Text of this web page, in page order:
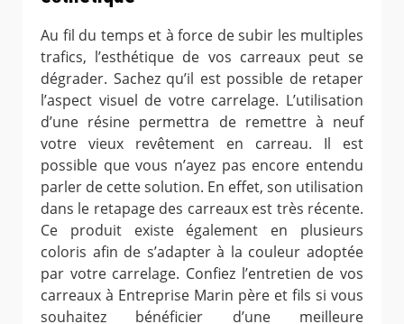
Au fil du temps et à force de subir les multiples
trafics, l’esthétique de vos carreaux peut se
dégrader. Sachez qu’il est possible de retaper
l’aspect visuel de votre carrelage. L’utilisation
d’une résine permettra de remettre à neuf
votre vieux revêtement en carreau. Il est
possible que vous n’ayez pas encore entendu
parler de cette solution. En effet, son utilisation
dans le retapage des carreaux est très récente.
Ce produit existe également en plusieurs
coloris afin de s’adapter à la couleur adoptée
par votre carrelage. Confiez l’entretien de vos
carreaux à Entreprise Marin père et fils si vous
souhaitez bénéficier d’une meilleure